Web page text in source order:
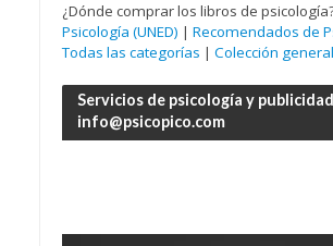
¿Dónde comprar los libros de
Psicología (UNED) | Recomendados de
Todas las categorías | Colección general
Servicios de psicología y
info@psicopico.com